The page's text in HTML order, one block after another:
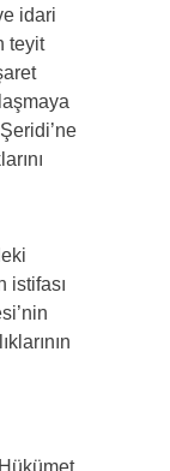
idari
teyit
istifası